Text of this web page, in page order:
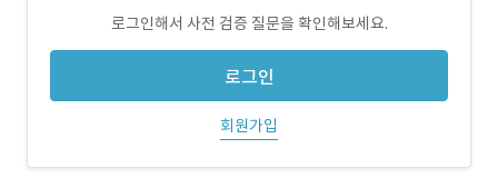
로그인해서 사전 검증 질문을 확인해보세요.
로그인
회원가입